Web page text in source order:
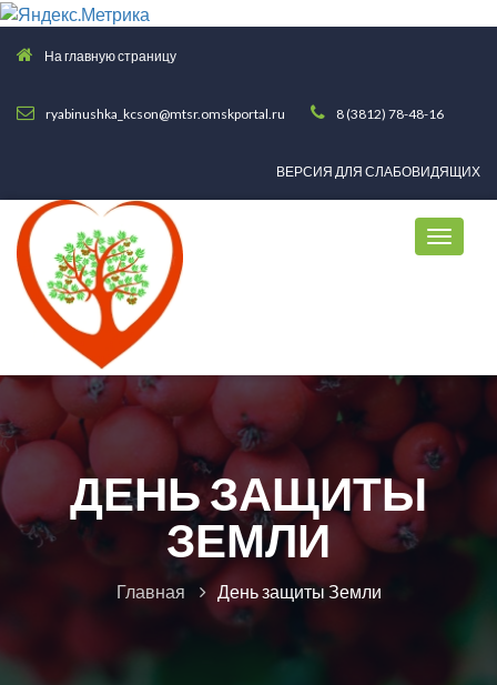
На главную страницу
ryabinushka_kcson@mtsr.omskportal.ru 8 (3812) 78-48-16
ВЕРСИЯ ДЛЯ СЛАБОВИДЯЩИХ
ДЕНЬ ЗАЩИТЫ
ЗЕМЛИ
Главная День защиты Земли